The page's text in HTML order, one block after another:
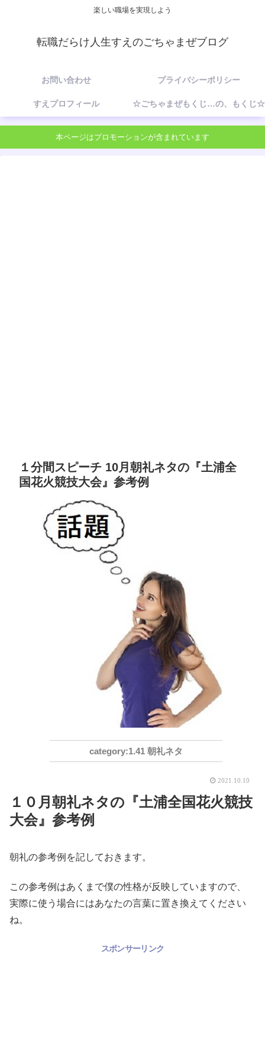
楽しい職場を実現しよう
転職だらけ人生すえのごちゃまぜブログ
お問い合わせ プライバシーポリシー
すえプロフィール ☆ごちゃまぜもくじ…の、もくじ☆
本ページはプロモーションが含まれています
１分間スピーチ 10月朝礼ネタの『土浦全
国花火競技大会』参考例
1.41 朝礼ネタ
2021.10.10
１０月朝礼ネタの『土浦全国花火競技
大会』参考例
朝礼の参考例を記しておきます。
この参考例はあくまで僕の性格が反映していますので、
実際に使う場合にはあなたの言葉に置き換えてください
ね。
スポンサーリンク